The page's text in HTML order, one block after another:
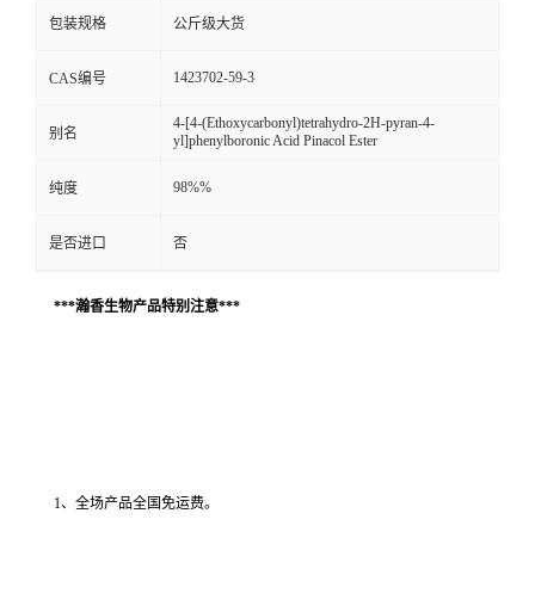
包装规格 公斤级大货
CAS编号 1423702-59-3
别名
4-[4-(Ethoxycarbonyl)tetrahydro-2H-pyran-4-
yl]phenylboronic Acid Pinacol Ester
纯度 98%%
是否进口 否
***瀚香生物产品特别注意***
1、全场产品全国免运费。